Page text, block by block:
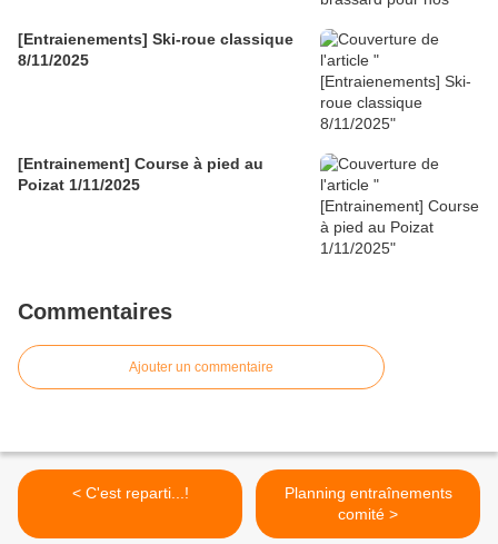
[Entraienements] Ski-roue classique
8/11/2025
[Entrainement] Course à pied au
Poizat 1/11/2025
Commentaires
Ajouter un commentaire
< C'est reparti...!
Planning entraînements
comité >